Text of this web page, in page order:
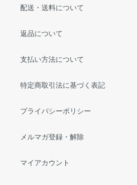
配送・送料について
返品について
支払い方法について
特定商取引法に基づく表記
プライバシーポリシー
メルマガ登録・解除
マイアカウント